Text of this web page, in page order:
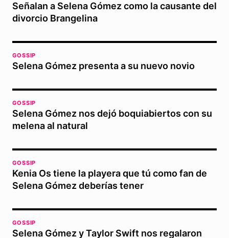
Señalan a Selena Gómez como la causante del
divorcio Brangelina
GOSSIP
Selena Gómez presenta a su nuevo novio
GOSSIP
Selena Gómez nos dejó boquiabiertos con su
melena al natural
GOSSIP
Kenia Os tiene la playera que tú como fan de
Selena Gómez deberías tener
GOSSIP
Selena Gómez y Taylor Swift nos regalaron